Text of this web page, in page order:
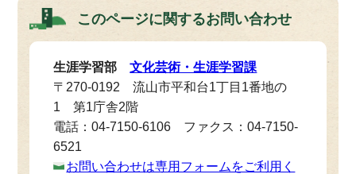
このページに関するお問い合わせ
生涯学習部文化芸術・生涯学習課
〒270-0192 流山市平和台1丁目1番地の
1 第1庁舎2階
電話：04-7150-6106 ファクス：04-7150-
6521
お問い合わせは専用フォームをご利用く